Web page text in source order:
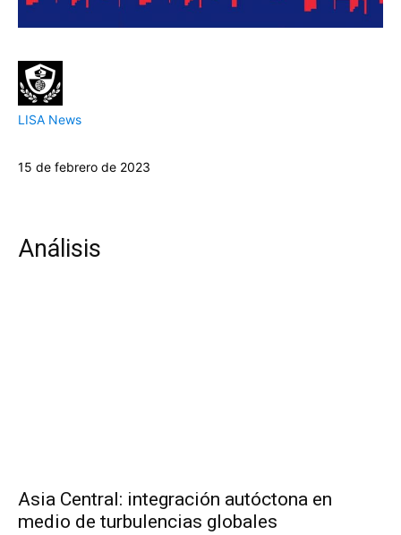
LISA News
15 de febrero de 2023
Análisis
Asia Central: integración autóctona en
medio de turbulencias globales